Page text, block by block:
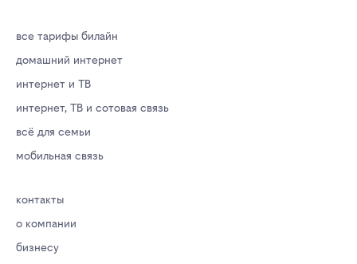
все тарифы билайн
домашний интернет
интернет и ТВ
интернет, ТВ и сотовая связь
всё для семьи
мобильная связь
контакты
о компании
бизнесу